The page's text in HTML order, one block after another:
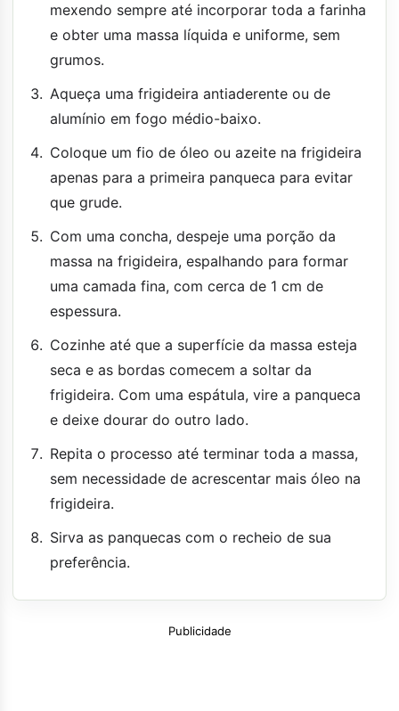
mexendo sempre até incorporar toda a farinha
e obter uma massa líquida e uniforme, sem
grumos.
Aqueça uma frigideira antiaderente ou de
alumínio em fogo médio-baixo.
Coloque um fio de óleo ou azeite na frigideira
apenas para a primeira panqueca para evitar
que grude.
Com uma concha, despeje uma porção da
massa na frigideira, espalhando para formar
uma camada fina, com cerca de 1 cm de
espessura.
Cozinhe até que a superfície da massa esteja
seca e as bordas comecem a soltar da
frigideira. Com uma espátula, vire a panqueca
e deixe dourar do outro lado.
Repita o processo até terminar toda a massa,
sem necessidade de acrescentar mais óleo na
frigideira.
Sirva as panquecas com o recheio de sua
preferência.
Publicidade